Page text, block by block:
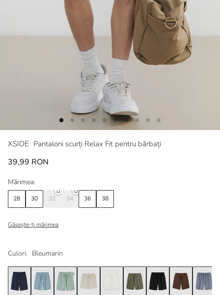
XSIDE Pantaloni scurți Relax Fit pentru bărbați
39,99 RON
Culori: Bleumarin
Mărimea:
28 30 32 34 36 38
Găsește-ți mărimea